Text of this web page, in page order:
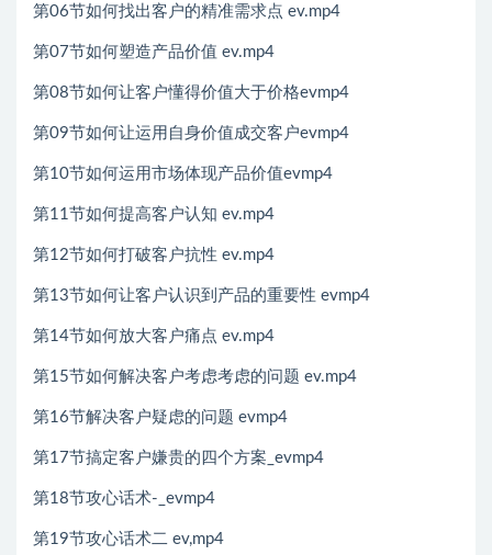
第06节如何找出客户的精准需求点 ev.mp4
第07节如何塑造产品价值 ev.mp4
第08节如何让客户懂得价值大于价格evmp4
第09节如何让运用自身价值成交客户evmp4
第10节如何运用市场体现产品价值evmp4
第11节如何提高客户认知 ev.mp4
第12节如何打破客户抗性 ev.mp4
第13节如何让客户认识到产品的重要性 evmp4
第14节如何放大客户痛点 ev.mp4
第15节如何解决客户考虑考虑的问题 ev.mp4
第16节解决客户疑虑的问题 evmp4
第17节搞定客户嫌贵的四个方案_evmp4
第18节攻心话术-_evmp4
第19节攻心话术二 ev,mp4